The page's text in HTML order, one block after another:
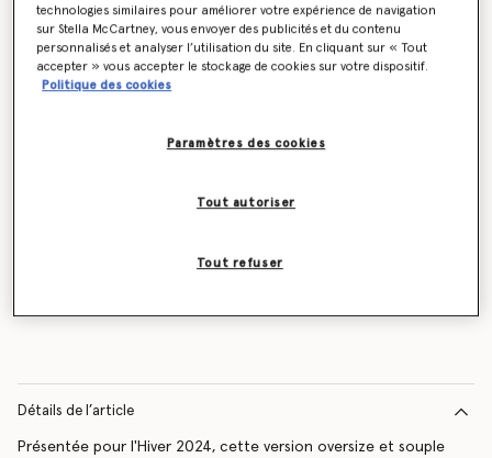
Couleur Rose poudré
sélectionné
Me prévenir lors du retour en stock
Contactez-moi
Détails de l’article
Présentée pour l'Hiver 2024, cette version oversize et souple
technologies similaires pour améliorer votre expérience de navigation
sur Stella McCartney, vous envoyer des publicités et du contenu
personnalisés et analyser l’utilisation du site. En cliquant sur « Tout
accepter » vous accepter le stockage de cookies sur votre dispositif.
Politique des cookies
Paramètres des cookies
Tout refuser
Tout autoriser